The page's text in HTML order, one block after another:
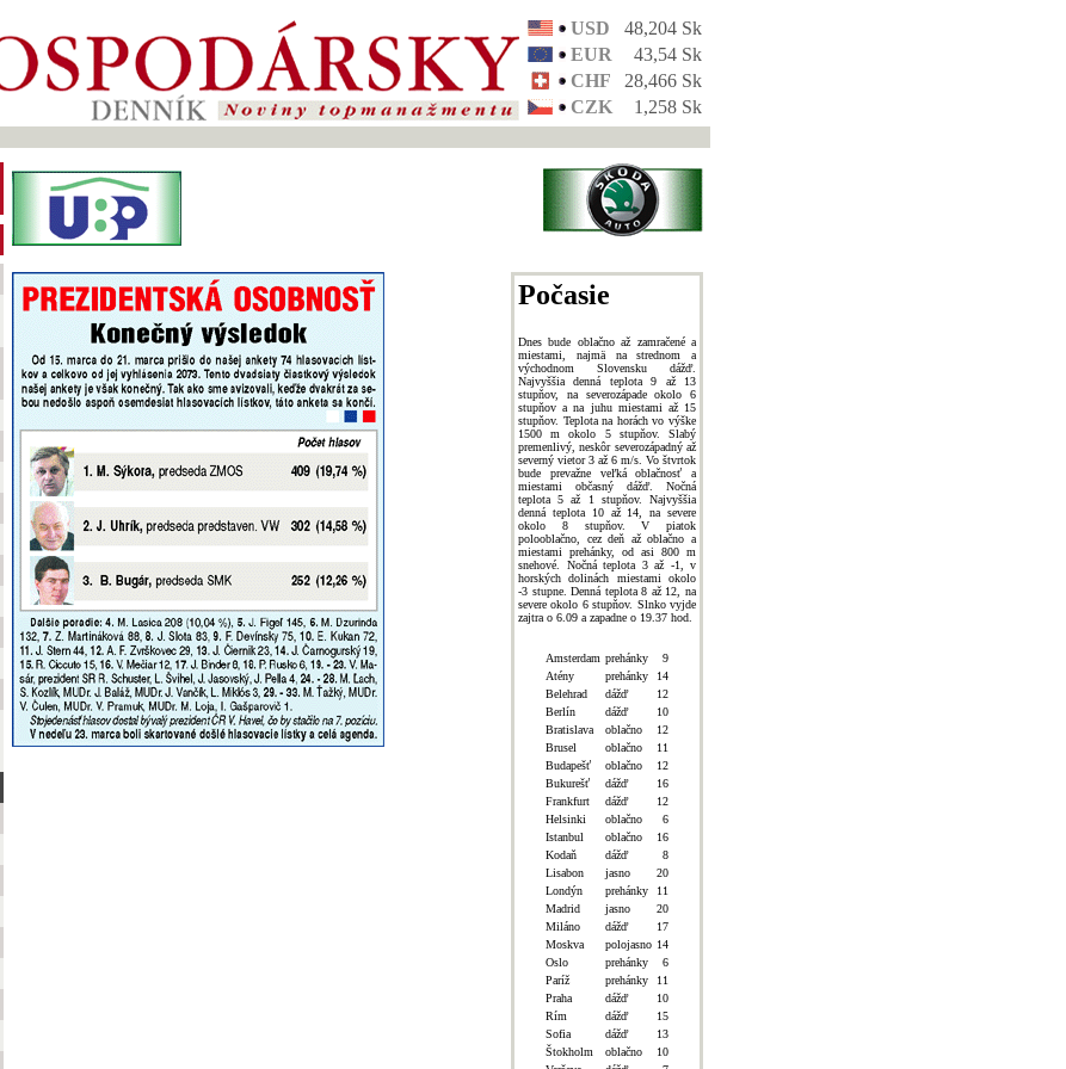
USD
48,204 Sk
EUR
43,54 Sk
CHF
28,466 Sk
CZK
1,258 Sk
Počasie
Dnes bude oblačno až zamračené a
miestami, najmä na strednom a
východnom Slovensku dážď.
Najvyššia denná teplota 9 až 13
stupňov, na severozápade okolo 6
stupňov a na juhu miestami až 15
stupňov. Teplota na horách vo výške
1500 m okolo 5 stupňov. Slabý
premenlivý, neskôr severozápadný až
severný vietor 3 až 6 m/s. Vo štvrtok
bude prevažne veľká oblačnosť a
miestami občasný dážď. Nočná
teplota 5 až 1 stupňov. Najvyššia
denná teplota 10 až 14, na severe
okolo 8 stupňov. V piatok
polooblačno, cez deň až oblačno a
miestami prehánky, od asi 800 m
snehové. Nočná teplota 3 až -1, v
horských dolinách miestami okolo
-3 stupne. Denná teplota 8 až 12, na
severe okolo 6 stupňov. Slnko vyjde
zajtra o 6.09 a zapadne o 19.37 hod.
Amsterdam prehánky
9
Atény
prehánky
14
Belehrad
dážď
12
Berlín
dážď
10
Bratislava
oblačno
12
Brusel
oblačno
11
Budapešť
oblačno
12
Bukurešť
dážď
16
Frankfurt
dážď
12
Helsinki
oblačno
6
Istanbul
oblačno
16
Kodaň
dážď
8
Lisabon
jasno
20
Londýn
prehánky
11
Madrid
jasno
20
Miláno
dážď
17
Moskva
polojasno 14
Oslo
prehánky
6
Paríž
prehánky
11
Praha
dážď
10
Rím
dážď
15
Sofia
dážď
13
Štokholm
oblačno
10